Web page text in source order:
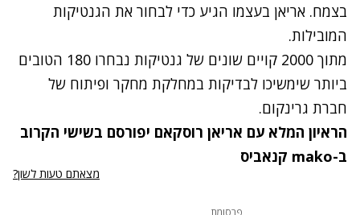
בצמח. אריאן בעצמו הגיע כדי לבחור את הגנטיקות
המובילות.
מתוך 2000 קויים שונים של גנטיקות נבחרו 180 הטובים
ביותר שימשיכו לבדיקות במחלקת מחקר ופיתוח של
חברת גרינקום.
הראיון המלא עם אריאן רוסקאם יפורסם בשישי הקרוב
ב-mako קנאביס
מצאתם טעות לשון?
פרסומת